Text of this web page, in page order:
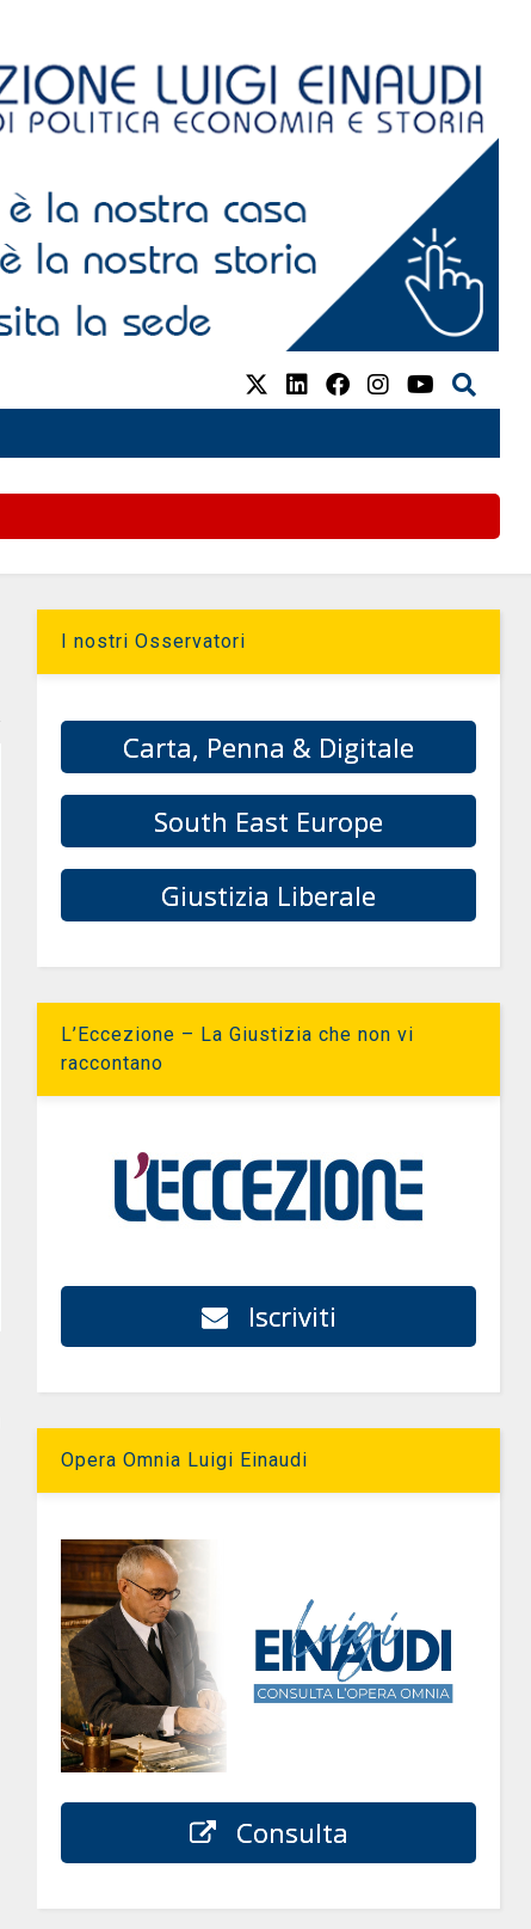
I nostri Osservatori
Carta, Penna & Digitale
South East Europe
Giustizia Liberale
L’Eccezione – La Giustizia che non vi
raccontano
Iscriviti
Opera Omnia Luigi Einaudi
Consulta